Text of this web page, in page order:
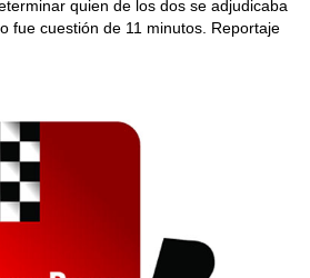
quien de los dos se adjudicaba
fue cuestión de 11 minutos. Reportaje